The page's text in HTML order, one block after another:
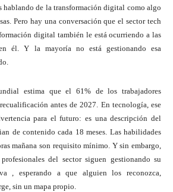
hablando de la transformación digital como algo
Pero hay una conversación que el sector tech
digital también le está ocurriendo a las
él. Y la mayoría no está gestionando esa
estima que el 61% de los trabajadores
antes de 2027. En tecnología, ese
para el futuro: es una descripción del
de contenido cada 18 meses. Las habilidades
mañana son requisito mínimo. Y sin embargo,
del sector siguen gestionando su
, esperando a que alguien los reconozca,
sin un mapa propio.